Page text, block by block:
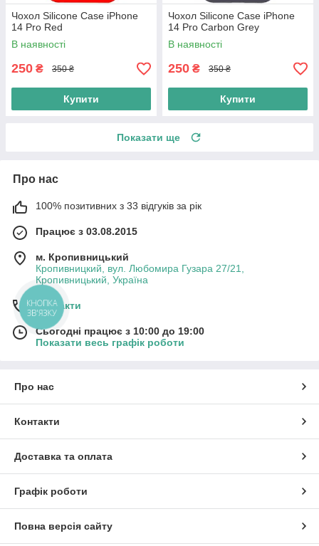
Чохол Silicone Case iPhone
14 Pro Red
В наявності
250 ₴ 350 ₴
Купити
Чохол Silicone Case iPhone
14 Pro Carbon Grey
В наявності
250 ₴ 350 ₴
Купити
Показати ще
Про нас
100% позитивних з 33 відгуків за рік
Працює з 03.08.2015
м. Кропивницький
Кропивницкий, вул. Любомира Гузара 27/21,
Кропивницький, Україна
Контакти
Сьогодні працює з 10:00 до 19:00
Показати весь графік роботи
Про нас
Контакти
Доставка та оплата
Графік роботи
Повна версія сайту
КНОПКА
ЗВ'ЯЗКУ